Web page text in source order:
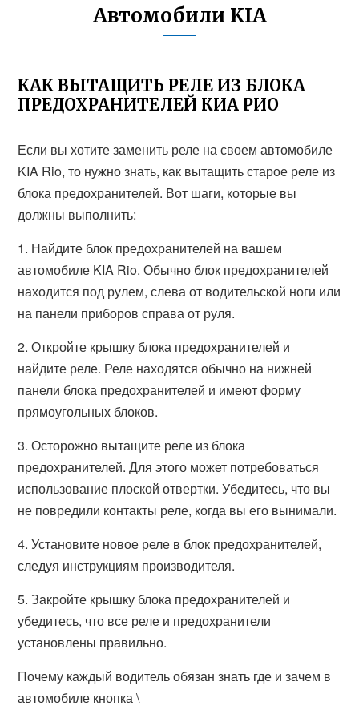
Автомобили KIA
КАК ВЫТАЩИТЬ РЕЛЕ ИЗ БЛОКА
ПРЕДОХРАНИТЕЛЕЙ КИА РИО
Если вы хотите заменить реле на своем автомобиле
KIA Rio, то нужно знать, как вытащить старое реле из
блока предохранителей. Вот шаги, которые вы
должны выполнить:
1. Найдите блок предохранителей на вашем
автомобиле KIA Rio. Обычно блок предохранителей
находится под рулем, слева от водительской ноги или
на панели приборов справа от руля.
2. Откройте крышку блока предохранителей и
найдите реле. Реле находятся обычно на нижней
панели блока предохранителей и имеют форму
прямоугольных блоков.
3. Осторожно вытащите реле из блока
предохранителей. Для этого может потребоваться
использование плоской отвертки. Убедитесь, что вы
не повредили контакты реле, когда вы его вынимали.
4. Установите новое реле в блок предохранителей,
следуя инструкциям производителя.
5. Закройте крышку блока предохранителей и
убедитесь, что все реле и предохранители
установлены правильно.
Почему каждый водитель обязан знать где и зачем в
автомобиле кнопка \